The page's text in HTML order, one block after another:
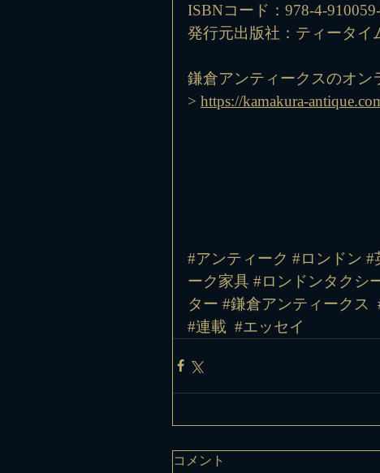
ISBNコード：978-4-
発行元出版社：ティータイ
鎌倉アンティークスのオン
> https://kamakura-
#アンティーク #ロンドン
ーク家具 #ロンドンタクシ
ター #鎌倉アンティークス
#連載 #エッセイ
コメント